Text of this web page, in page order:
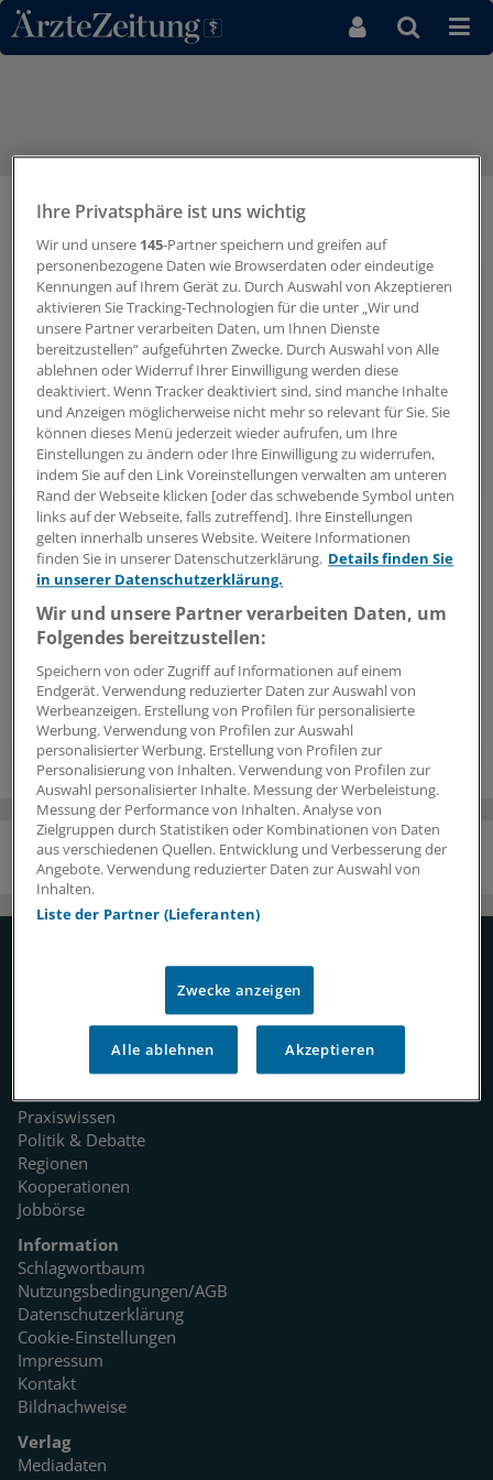
Direkt zum Inhaltsbereich
Video zum Experten-Workshop
An dieser Stelle finden Sie Inhalte von
movingimage EVP GmbH
Um Videos von movingimage zu integrieren, brauchen wir
Ihre Zustimmung.
werden. Dazu ist ggf. die Speicherung von Cookies auf Ihrem Gerät
notwendig. Mehr Informationen dazu finden Sie hier
NACH OBEN
Medizin
Praxiswissen
Politik & Debatte
Regionen
Kooperationen
Jobbörse
Information
Schlagwortbaum
Nutzungsbedingungen/AGB
Datenschutzerklärung
Cookie-Einstellungen
Impressum
Kontakt
Bildnachweise
Verlag
Mediadaten
Ihre Privatsphäre ist uns wichtig
Wir und unsere 145-Partner speichern und greifen auf
personenbezogene Daten wie Browserdaten oder eindeutige
Kennungen auf Ihrem Gerät zu. Durch Auswahl von Akzeptieren
aktivieren Sie Tracking-Technologien für die unter „Wir und
unsere Partner verarbeiten Daten, um Ihnen Dienste
bereitzustellen“ aufgeführten Zwecke. Durch Auswahl von Alle
ablehnen oder Widerruf Ihrer Einwilligung werden diese
deaktiviert. Wenn Tracker deaktiviert sind, sind manche Inhalte
und Anzeigen möglicherweise nicht mehr so relevant für Sie. Sie
können dieses Menü jederzeit wieder aufrufen, um Ihre
Einstellungen zu ändern oder Ihre Einwilligung zu widerrufen,
indem Sie auf den Link Voreinstellungen verwalten am unteren
Rand der Webseite klicken [oder das schwebende Symbol unten
links auf der Webseite, falls zutreffend]. Ihre Einstellungen
gelten innerhalb unseres Website. Weitere Informationen
finden Sie in unserer Datenschutzerklärung. Details finden Sie
in unserer Datenschutzerklärung.
Wir und unsere Partner verarbeiten Daten, um
Folgendes bereitzustellen:
Speichern von oder Zugriff auf Informationen auf einem
Endgerät. Verwendung reduzierter Daten zur Auswahl von
Werbeanzeigen. Erstellung von Profilen für personalisierte
Werbung. Verwendung von Profilen zur Auswahl
personalisierter Werbung. Erstellung von Profilen zur
Personalisierung von Inhalten. Verwendung von Profilen zur
Auswahl personalisierter Inhalte. Messung der Werbeleistung.
Messung der Performance von Inhalten. Analyse von
Zielgruppen durch Statistiken oder Kombinationen von Daten
aus verschiedenen Quellen. Entwicklung und Verbesserung der
Angebote. Verwendung reduzierter Daten zur Auswahl von
Inhalten.
Liste der Partner (Lieferanten)
Zwecke anzeigen
Alle ablehnen Akzeptieren